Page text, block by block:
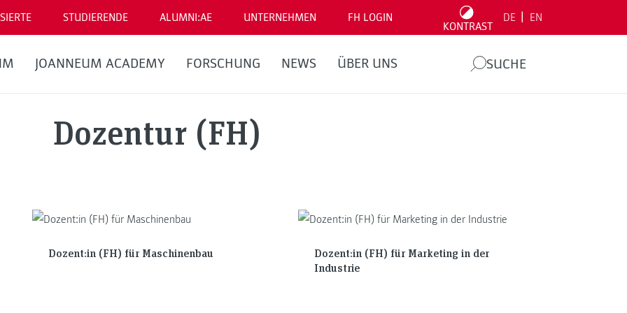
STUDIERENDE ALUMNI:AE UNTERNEHMEN FH LOGIN
KONTRAST
DE EN
JOANNEUM ACADEMY FORSCHUNG NEWS ÜBER UNS SUCHE
Dozentur (FH)
Dozent:in (FH) für Maschinenbau
Dozent:in (FH) für Marketing in der
Industrie